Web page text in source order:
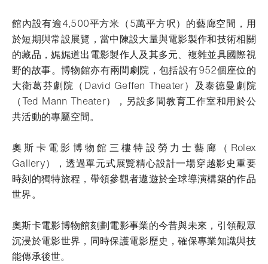
館內設有逾4,500平方米（5萬平方呎）的藝廊空間，用
於短期與常設展覽，當中陳設大量與電影製作和技術相關
的藏品，娓娓道出電影製作人及其多元、複雜並具國際視
野的故事。博物館亦有兩間劇院，包括設有952個座位的
大衛葛芬劇院（David Geffen Theater）及泰德曼劇院
（Ted Mann Theater），另設多間教育工作室和用於公
共活動的專屬空間。
奧斯卡電影博物館三樓特設勞力士藝廊（Rolex
Gallery），透過單元式展覽精心設計一場穿越影史重要
時刻的獨特旅程，帶領參觀者遨遊於全球導演構築的作品
世界。
奧斯卡電影博物館刻劃電影事業的今昔與未來，引領觀眾
沉浸於電影世界，同時保護電影歷史，確保專業知識與技
能傳承後世。